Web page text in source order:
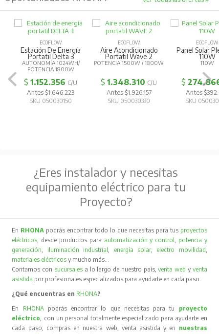
ECOFLOW
Estación De Energía
Portatil Delta 3
AUTONOMÍA 1024WH/
POTENCIA 1800W
$ 1.152.356 C/U
Antes $1.646.223
SKU 050030150
ECOFLOW
Aire Acondicionado
Portatil Wave 2
POTENCIA 1500W / 1800W
$ 1.348.310 C/U
Antes $1.926.157
SKU 050030330
ECOFLOW
Panel Solar
110W
110W
$
Antes
SKU
¿Eres instalador y necesitas
equipamiento eléctrico para tu
Proyecto?
En RHONA podrás encontrar todo lo que necesitas para tus proyectos
eléctricos, desde productos para automatización y control, potencia y
generación, iluminación industrial, energía solar, electro movilidad,
materiales eléctricos y mucho más…
Contamos con sucursales a lo largo de nuestro país,venta web y venta
asistida por profesionales especializados para ayudarte en cada paso.
¿Qué encuentras en RHONA?
En RHONA podrás encontrar lo que necesitas para tu proyecto
eléctrico, con un personal totalmente especializado para ayudarte en
cada paso, compras en nuestra web, venta asistida y en nuestras